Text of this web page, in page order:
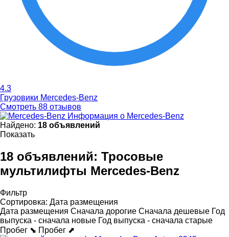
4.3
Грузовики Mercedes-Benz
Смотреть 88 отзывов
Информация о Mercedes-Benz
Найдено: 18 объявлений
Показать
18 объявлений: Тросовые
мультилифты Mercedes-Benz
Фильтр
Сортировка: Дата размещения
Дата размещения Сначала дорогие Сначала дешевые Год
выпуска - сначала новые Год выпуска - сначала старые
Пробег ⬊ Пробег ⬈